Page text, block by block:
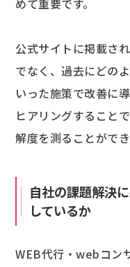
めて重要です。
公式サイトに掲載さ
でなく、過去にどの
いった施策で改善に
ヒアリングすること
解度を測ることができ
自社の課題解決
しているか
WEB代行・webコン